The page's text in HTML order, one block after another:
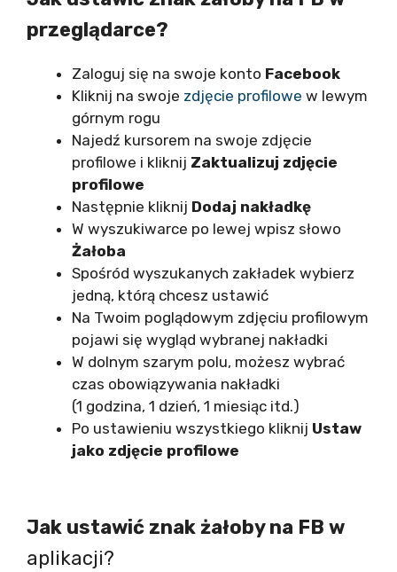
przeglądarce?
Zaloguj się na swoje konto Facebook
Kliknij na swoje zdjęcie profilowe w lewym
górnym rogu
Najedź kursorem na swoje zdjęcie
profilowe i kliknij Zaktualizuj zdjęcie
profilowe
Następnie kliknij Dodaj nakładkę
W wyszukiwarce po lewej wpisz słowo
Żałoba
Spośród wyszukanych zakładek wybierz
jedną, którą chcesz ustawić
Na Twoim poglądowym zdjęciu profilowym
pojawi się wygląd wybranej nakładki
W dolnym szarym polu, możesz wybrać
czas obowiązywania nakładki
(1 godzina, 1 dzień, 1 miesiąc itd.)
Po ustawieniu wszystkiego kliknij Ustaw
jako zdjęcie profilowe
Jak ustawić znak żałoby na FB w
aplikacji?